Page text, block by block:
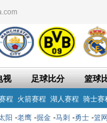
视 足球比分 篮球
程 火箭赛程 湖人赛程 骑士赛
阳 -老鹰 -掘金 -马刺 -勇士 -篮网